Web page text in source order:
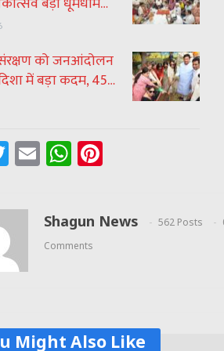
को जनआंदोलन
में बड़ा कदम, 45…
Twitter
EmailWhatsApp
Shagun News 562 Posts
Comments
Might Also Like